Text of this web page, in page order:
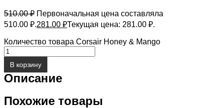
510.00₽ Первоначальная цена составляла
510.00 ₽.281.00 ₽Текущая цена: 281.00 ₽.
Количество товара Corsair Honey & Mango
В корзину
Описание
Похожие товары